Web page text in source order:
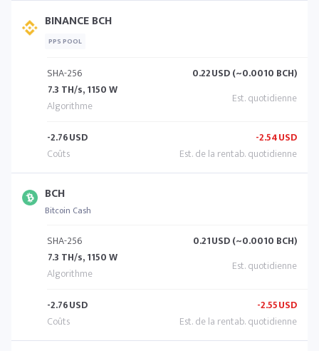
BINANCE BCH
PPS POOL
SHA-256
7.3 TH/s, 1150 W
0.22USD (~0.0010 BCH)
-2.76USD -2.54USD
BCH
Bitcoin Cash
SHA-256
7.3 TH/s, 1150 W
0.21USD (~0.0010 BCH)
-2.76USD -2.55USD